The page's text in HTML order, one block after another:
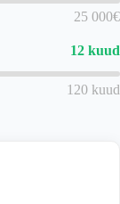
25 000€
12 kuud
120 kuud